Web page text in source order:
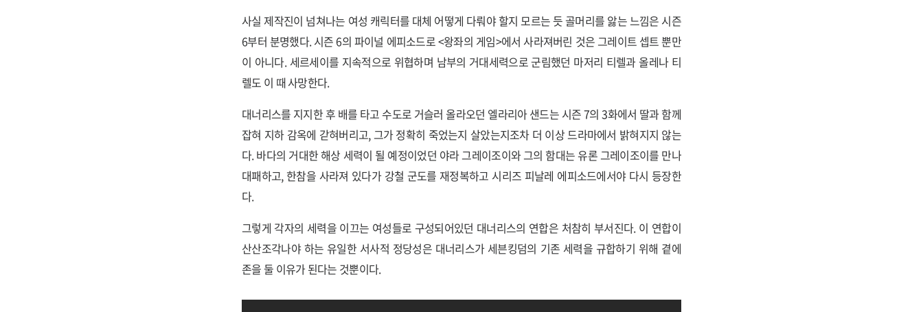
사실 제작진이 넘쳐나는 여성 캐릭터를 대체 어떻게 다뤄야 할지 모르는 듯 골머리를 앓는 느낌은 시즌
6부터 분명했다. 시즌 6의 파이널 에피소드로 <왕좌의 게임>에서 사라져버린 것은 그레이트 셉트 뿐만
이 아니다. 세르세이를 지속적으로 위협하며 남부의 거대세력으로 군림했던 마저리 티렐과 올레나 티
렐도 이 때 사망한다.
대너리스를 지지한 후 배를 타고 수도로 거슬러 올라오던 엘라리아 샌드는 시즌 7의 3화에서 딸과 함께
잡혀 지하 감옥에 갇혀버리고, 그가 정확히 죽었는지 살았는지조차 더 이상 드라마에서 밝혀지지 않는
다. 바다의 거대한 해상 세력이 될 예정이었던 야라 그레이조이와 그의 함대는 유론 그레이조이를 만나
대패하고, 한참을 사라져 있다가 강철 군도를 재정복하고 시리즈 피날레 에피소드에서야 다시 등장한
다.
그렇게 각자의 세력을 이끄는 여성들로 구성되어있던 대너리스의 연합은 처참히 부서진다. 이 연합이
산산조각나야 하는 유일한 서사적 정당성은 대너리스가 세븐킹덤의 기존 세력을 규합하기 위해 곁에
존을 둘 이유가 된다는 것뿐이다.